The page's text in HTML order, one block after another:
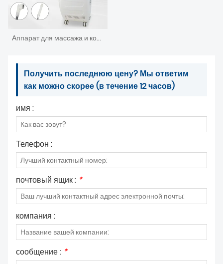
Аппарат для массажа и коррекции фигуры LPG, косметический и скульптурный, Velashape
Получить последнюю цену? Мы ответим
как можно скорее (в течение 12 часов)
имя :
Телефон :
почтовый ящик : *
компания :
сообщение : *